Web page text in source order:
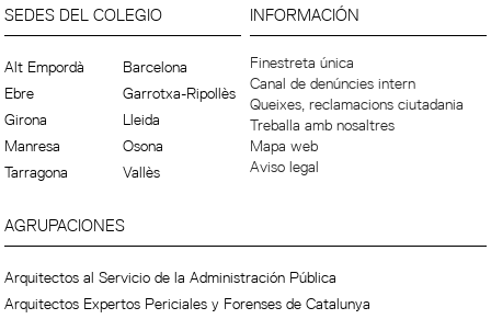
SEDES DEL COLEGIO
Alt Empordà
Barcelona
Ebre
Garrotxa-Ripollès
Girona
Lleida
Manresa
Osona
Tarragona
Vallès
INFORMACIÓN
Finestreta única
Canal de denúncies intern
Queixes, reclamacions ciutadania
Treballa amb nosaltres
Mapa web
Aviso legal
AGRUPACIONES
Arquitectos al Servicio de la Administración Pública
Arquitectos Expertos Periciales y Forenses de Catalunya